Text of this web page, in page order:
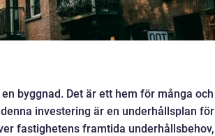
byggnad. Det är ett hem för många och
investering är en underhållsplan för
fastighetens framtida underhållsbehov,